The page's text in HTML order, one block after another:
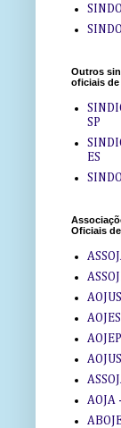
Outros
oficiais
SP
ES
Oficiais
AOJA